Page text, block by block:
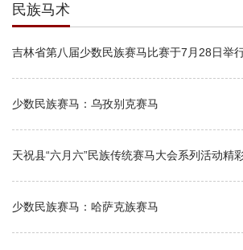
民族马术
吉林省第八届少数民族赛马比赛于7月28日举
少数民族赛马：乌孜别克赛马
天祝县“六月六”民族传统赛马大会系列活动精
少数民族赛马：哈萨克族赛马